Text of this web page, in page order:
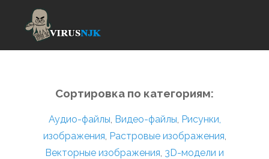
Сортировка по категориям:
Аудио-файлы, Видео-файлы, Рисунки,
изображения, Растровые изображения,
Векторные изображения, 3D-модели и